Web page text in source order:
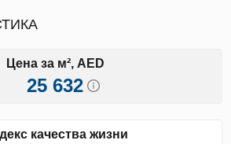
Цена за м², AED
25 632
качества жизни